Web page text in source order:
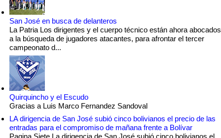
San José en busca de delanteros
La Patria Los dirigentes y el cuerpo técnico están ahora abocados
a la búsqueda de jugadores atacantes, para afrontar el tercer
campeonato d...
Quirquincho y el Escudo
Gracias a Luis Marco Fernandez Sandoval
LA dirigencia de San José subió cinco bolivianos el precio de las
entradas para el compromiso de mañana frente a Bolívar
Pagina Siete La dirigencia de San José subió cinco bolivianos el